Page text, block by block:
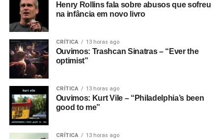
Henry Rollins fala sobre abusos que sofreu
na infância em novo livro
CRÍTICA 13 horas ago
Ouvimos: Trashcan Sinatras – “Ever the
optimist”
CRÍTICA 13 horas ago
Ouvimos: Kurt Vile – “Philadelphia’s been
good to me”
CRÍTICA 13 horas ago